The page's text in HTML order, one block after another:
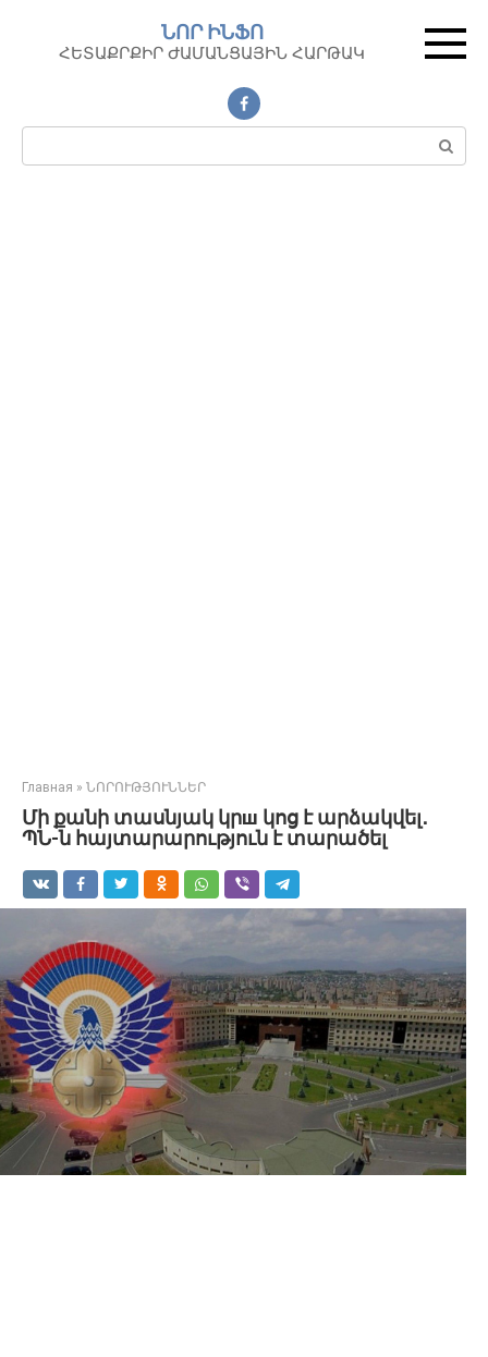
контенту
ՆՈՐ ԻՆՖՈ
ՀԵՏԱՔՐՔԻՐ ԺԱՄԱՆՑԱՅԻՆ ՀԱՐԹԱԿ
Поиск:
Главная » ՆՈՐՈՒԹՅՈՒՆՆԵՐ
Մի քանի տասնյակ կրш կոց է արձակվել․
ՊՆ-ն հայտարարություն է տարածել